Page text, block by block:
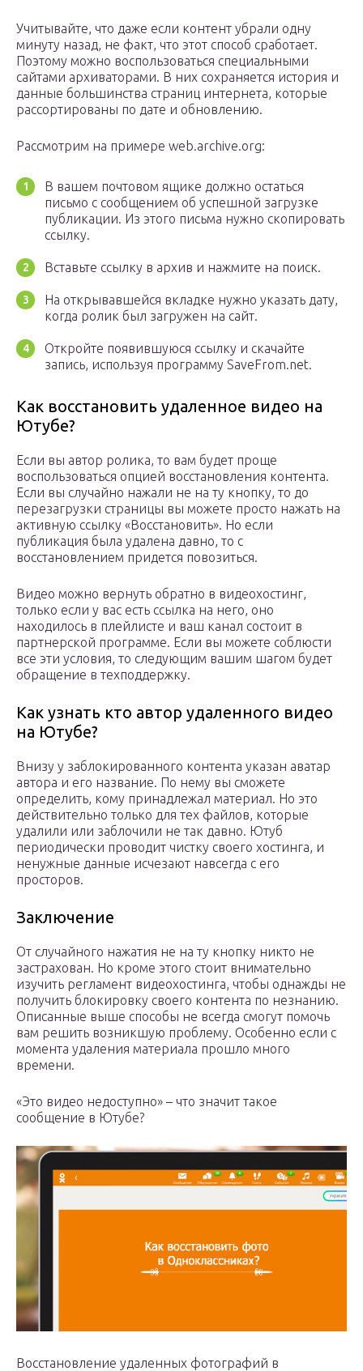
Учитывайте, что даже если контент убрали одну
минуту назад, не факт, что этот способ сработает.
Поэтому можно воспользоваться специальными
сайтами архиваторами. В них сохраняется история и
данные большинства страниц интернета, которые
рассортированы по дате и обновлению.
Рассмотрим на примере web.archive.org:
В вашем почтовом ящике должно остаться
письмо с сообщением об успешной загрузке
публикации. Из этого письма нужно скопировать
ссылку.
Вставьте ссылку в архив и нажмите на поиск.
На открывавшейся вкладке нужно указать дату,
когда ролик был загружен на сайт.
Откройте появившуюся ссылку и скачайте
запись, используя программу SaveFrom.net.
Как восстановить удаленное видео на
Ютубе?
Если вы автор ролика, то вам будет проще
воспользоваться опцией восстановления контента.
Если вы случайно нажали не на ту кнопку, то до
перезагрузки страницы вы можете просто нажать на
активную ссылку «Восстановить». Но если
публикация была удалена давно, то с
восстановлением придется повозиться.
Видео можно вернуть обратно в видеохостинг,
только если у вас есть ссылка на него, оно
находилось в плейлисте и ваш канал состоит в
партнерской программе. Если вы можете соблюсти
все эти условия, то следующим вашим шагом будет
обращение в техподдержку.
Как узнать кто автор удаленного видео
на Ютубе?
Внизу у заблокированного контента указан аватар
автора и его название. По нему вы сможете
определить, кому принадлежал материал. Но это
действительно только для тех файлов, которые
удалили или заблочили не так давно. Ютуб
периодически проводит чистку своего хостинга, и
ненужные данные исчезают навсегда с его
просторов.
Заключение
От случайного нажатия не на ту кнопку никто не
застрахован. Но кроме этого стоит внимательно
изучить регламент видеохостинга, чтобы однажды не
получить блокировку своего контента по незнанию.
Описанные выше способы не всегда смогут помочь
вам решить возникшую проблему. Особенно если с
момента удаления материала прошло много
времени.
«Это видео недоступно» – что значит такое
сообщение в Ютубе?
Восстановление удаленных фотографий в